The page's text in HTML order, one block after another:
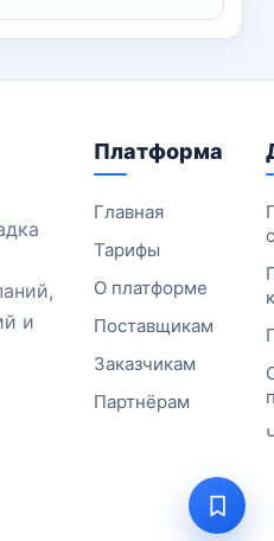
о
и
Платформа
Главная
Тарифы
О платформе
Поставщикам
Заказчикам
Партнёрам